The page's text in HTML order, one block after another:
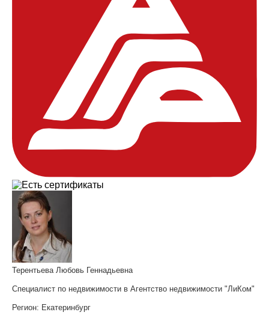
Терентьева Любовь Геннадьевна
Специалист по недвижимости в Агентство недвижимости "ЛиКом"
Регион: Екатеринбург